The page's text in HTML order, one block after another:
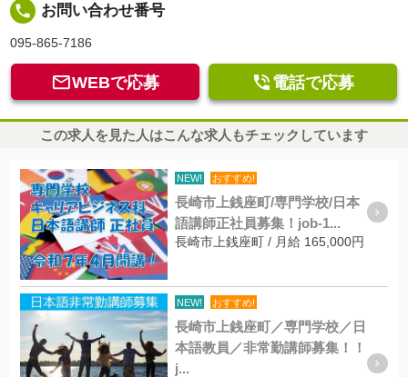
local_phone お問い合わせ番号
095-865-7186
WEBで応募  電話で応募
この求人を見た人はこんな求人もチェックしています
NEW! おすすめ!
長崎市上銭座町/専門学校/日本
語講師正社員募集！job-1...
長崎市上銭座町 / 月給 165,000円
NEW! おすすめ!
長崎市上銭座町／専門学校／日
本語教員／非常勤講師募集！！
j...